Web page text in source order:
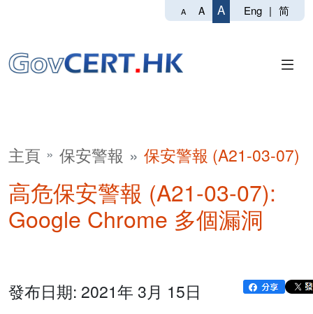
A A A Eng | 简
主頁 保安警報 保安警報 (A21-03-07)
高危保安警報 (A21-03-07):
Google Chrome 多個漏洞
發布日期: 2021年 3月 15日